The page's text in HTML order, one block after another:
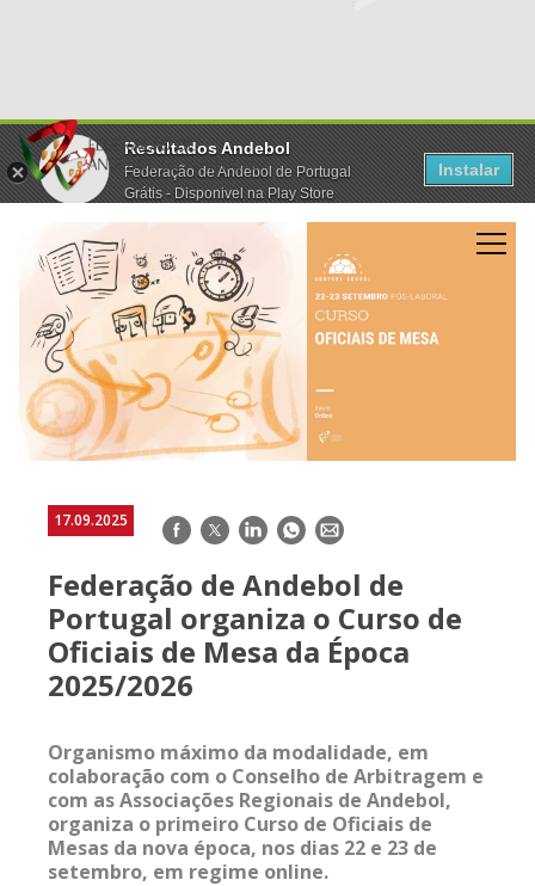
Resultados Andebol
Federação de Andebol de Portugal
Grátis - Disponivel na Play Store
Instalar
17.09.2025 Facebook
TwitterLinkedInWhatsApp
E-
Federação de Andebol de
Portugal organiza o Curso de
Oficiais de Mesa da Época
2025/2026
Organismo máximo da modalidade, em
colaboração com o Conselho de Arbitragem e
com as Associações Regionais de Andebol,
organiza o primeiro Curso de Oficiais de
Mesas da nova época, nos dias 22 e 23 de
setembro, em regime online.